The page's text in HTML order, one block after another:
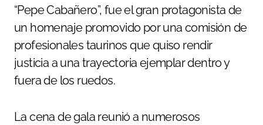
“Pepe Cabañero”, fue el gran protagonista de
un homenaje promovido por una comisión de
profesionales taurinos que quiso rendir
justicia a una trayectoria ejemplar dentro y
fuera de los ruedos.
La cena de gala reunió a numerosos